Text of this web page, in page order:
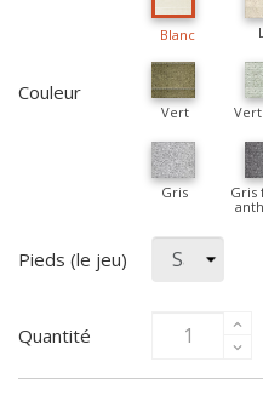
Couleur
Blanc
Vert
Gris
Gris
Pieds (le jeu)
Quantité